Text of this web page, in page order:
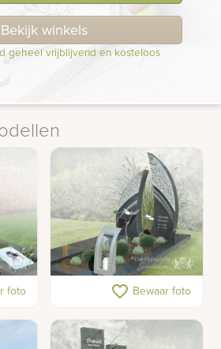
Bekijk winkels
geheel vrijblijvend en kosteloos
foto
Grafmonument met
opvallende lettersteen
favorite_border Bewaar foto